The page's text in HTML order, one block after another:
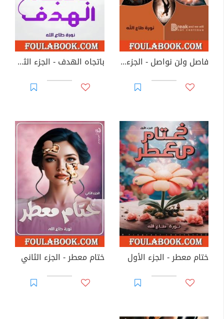
فاصل ولن نواصل - الجزء الخامس باتجاه الهدف - الجزء الثالث
ختام معطر - الجزء الأول ختام معطر - الجزء الثاني